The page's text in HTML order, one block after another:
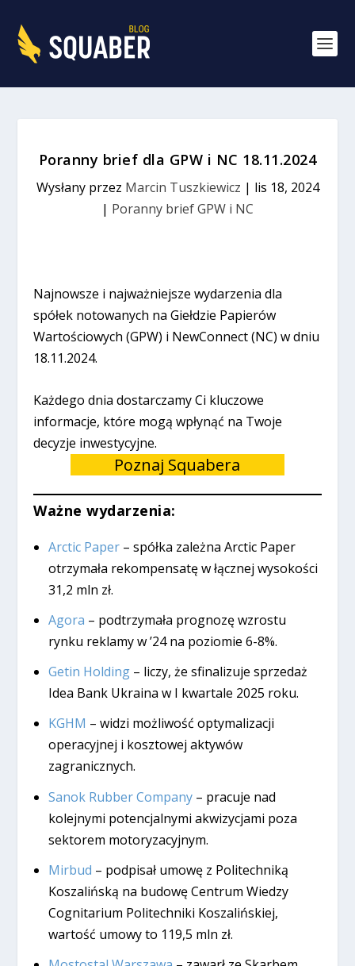
Poranny brief dla GPW i NC 18.11.2024
Wysłany przez Marcin Tuszkiewicz | lis 18, 2024
| Poranny brief GPW i NC
Najnowsze i najważniejsze wydarzenia dla
spółek notowanych na Giełdzie Papierów
Wartościowych (GPW) i NewConnect (NC) w dniu
18.11.2024.
Każdego dnia dostarczamy Ci kluczowe
informacje, które mogą wpłynąć na Twoje
decyzje inwestycyjne.
Poznaj Squabera
Ważne wydarzenia:
Arctic Paper– spółka zależna Arctic Paper
otrzymała rekompensatę w łącznej wysokości
31,2 mln zł.
Agora – podtrzymała prognozę wzrostu
rynku reklamy w ’24 na poziomie 6-8%.
Getin Holding– liczy, że sfinalizuje sprzedaż
Idea Bank Ukraina w I kwartale 2025 roku.
KGHM – widzi możliwość optymalizacji
operacyjnej i kosztowej aktywów
zagranicznych.
Sanok Rubber Company– pracuje nad
kolejnymi potencjalnymi akwizycjami poza
sektorem motoryzacyjnym.
Mirbud – podpisał umowę z Politechniką
Koszalińską na budowę Centrum Wiedzy
Cognitarium Politechniki Koszalińskiej,
wartość umowy to 119,5 mln zł.